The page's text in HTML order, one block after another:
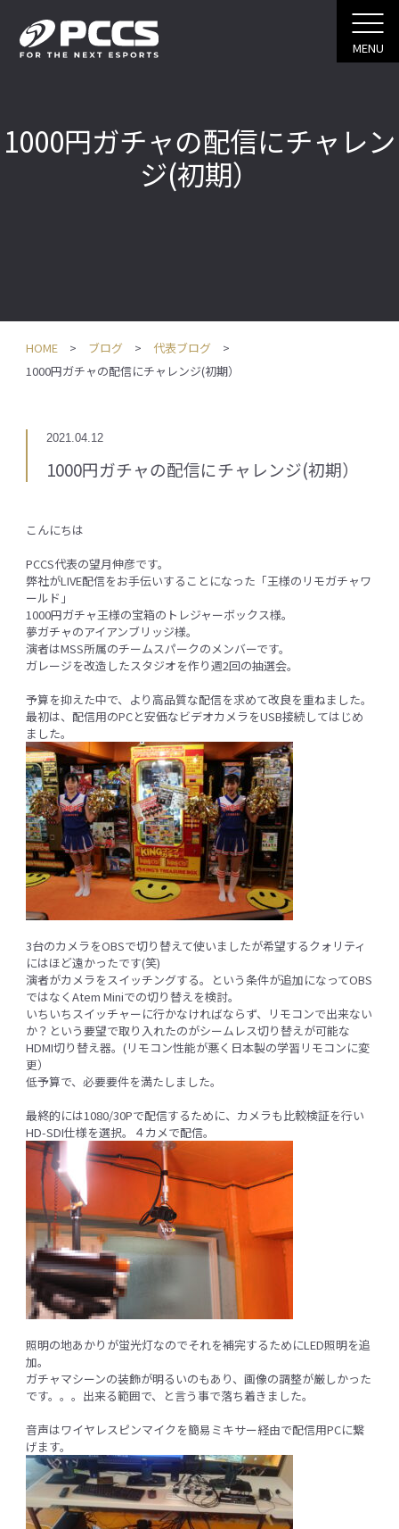
MENU
1000円ガチャの配信にチャレン
ジ(初期）
HOME ブログ
代表ブログ
1000円ガチャの配信にチャレンジ(初期）
2021.04.12
1000円ガチャの配信にチャレンジ(初期）
こんにちは
PCCS代表の望月伸彦です。
弊社がLIVE配信をお手伝いすることになった「王様のリモガチャワ
ールド」
1000円ガチャ王様の宝箱のトレジャーボックス様。
夢ガチャのアイアンブリッジ様。
演者はMSS所属のチームスパークのメンバーです。
ガレージを改造したスタジオを作り週2回の抽選会。
予算を抑えた中で、より高品質な配信を求めて改良を重ねました。
最初は、配信用のPCと安価なビデオカメラをUSB接続してはじめ
ました。
3台のカメラをOBSで切り替えて使いましたが希望するクォリティ
にはほど遠かったです(笑)
演者がカメラをスイッチングする。という条件が追加になってOBS
ではなくAtem Miniでの切り替えを検討。
いちいちスイッチャーに行かなければならず、リモコンで出来ない
か？という要望で取り入れたのがシームレス切り替えが可能な
HDMI切り替え器。(リモコン性能が悪く日本製の学習リモコンに変
更）
低予算で、必要要件を満たしました。
最終的には1080/30Pで配信するために、カメラも比較検証を行い
HD-SDI仕様を選択。４カメで配信。
照明の地あかりが蛍光灯なのでそれを補完するためにLED照明を追
加。
ガチャマシーンの装飾が明るいのもあり、画像の調整が厳しかった
です。。。出来る範囲で、と言う事で落ち着きました。
音声はワイヤレスピンマイクを簡易ミキサー経由で配信用PCに繋
げます。